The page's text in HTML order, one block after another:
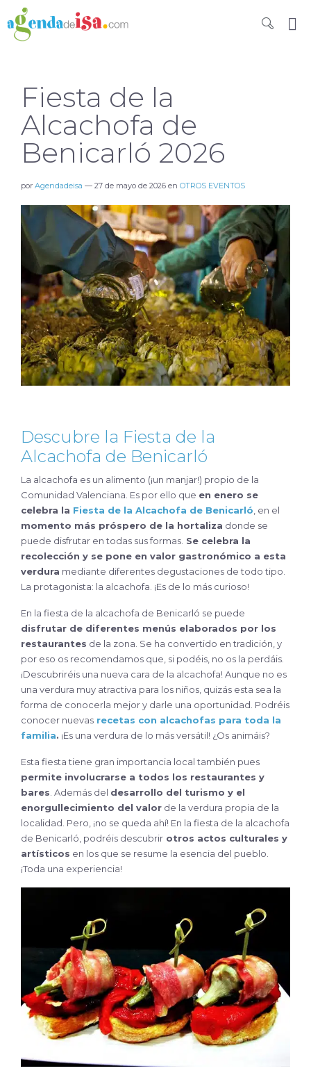
Fiesta de la
Alcachofa de
Benicarló 2026
por Agendadeisa — 27 de mayo de 2026 en OTROS EVENTOS
Descubre la Fiesta de la
Alcachofa de Benicarló
La alcachofa es un alimento (¡un manjar!) propio de la
Comunidad Valenciana. Es por ello que en enero se
celebra la Fiesta de la Alcachofa de Benicarló , en el
momento más próspero de la hortaliza donde se
puede disfrutar en todas sus formas. Se celebra la
recolección y se pone en valor gastronómico a esta
verdura mediante diferentes degustaciones de todo tipo.
La protagonista: la alcachofa. ¡Es de lo más curioso!
En la fiesta de la alcachofa de Benicarló se puede
disfrutar de diferentes menús elaborados por los
restaurantes de la zona. Se ha convertido en tradición, y
por eso os recomendamos que, si podéis, no os la perdáis.
¡Descubriréis una nueva cara de la alcachofa! Aunque no es
una verdura muy atractiva para los niños, quizás esta sea la
forma de conocerla mejor y darle una oportunidad. Podréis
conocer nuevas recetas con alcachofas para toda la
familia. ¡Es una verdura de lo más versátil! ¿Os animáis?
Esta fiesta tiene gran importancia local también pues
permite involucrarse a todos los restaurantes y
bares . Además del desarrollo del turismo y el
enorgullecimiento del valor de la verdura propia de la
localidad. Pero, ¡no se queda ahí! En la fiesta de la alcachofa
de Benicarló, podréis descubrir otros actos culturales y
artísticos en los que se resume la esencia del pueblo.
¡Toda una experiencia!